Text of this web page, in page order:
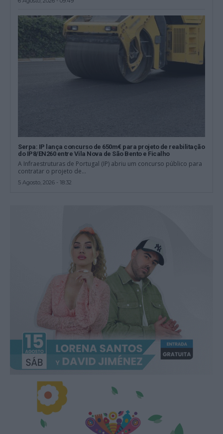
Serpa: IP lança concurso de 650m€ para projeto de reabilitação
do IP8/EN260 entre Vila Nova de São Bento e Ficalho
A Infraestruturas de Portugal (IP) abriu um concurso público para
contratar o projeto de...
5 Agosto, 2026 - 18:32